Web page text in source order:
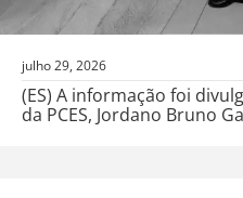
julho 29, 2026
(ES) A informação foi
da PCES, Jordano Bruno